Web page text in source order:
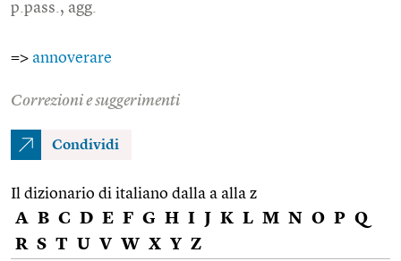
p.pass., agg.
=> annoverare
Correzioni e suggerimenti
Condividi
Il dizionario di italiano dalla a alla z
A B C D E F G H I J K L M N O P Q
R S T U V W X Y Z